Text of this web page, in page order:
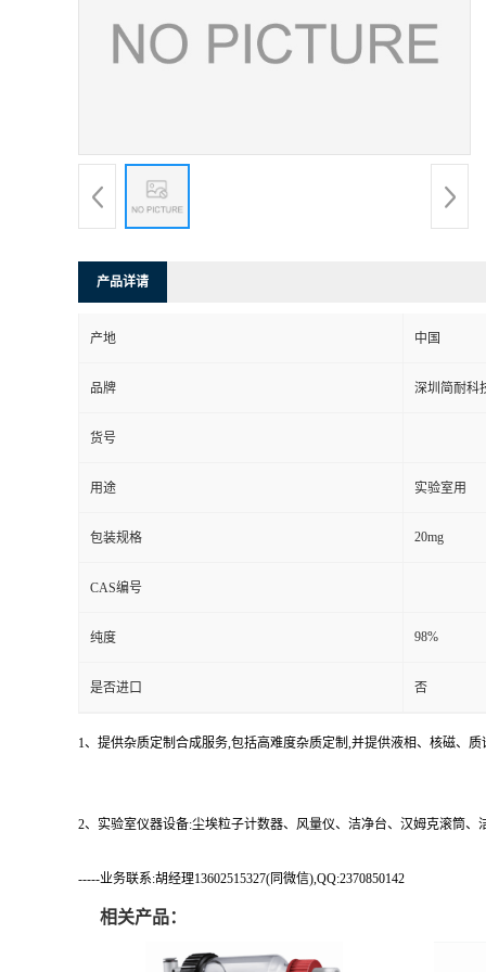
产品详请
产地 中国
品牌 深圳简耐科
货号
用途 实验室用
包装规格 20mg
CAS编号
纯度 98%
是否进口 否
1、提供杂质定制合成服务,包括高难度杂质定制,并提供液相、核磁、质
2、实验室仪器设备:尘埃粒子计数器、风量仪、洁净台、汉姆克滚筒
-----业务联系:胡经理13602515327(同微信),QQ:2370850142
相关产品：